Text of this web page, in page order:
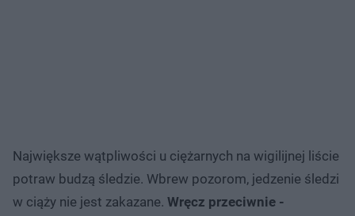
Największe wątpliwości u ciężarnych na wigilijnej liście
potraw budzą śledzie. Wbrew pozorom, jedzenie śledzi
w ciąży nie jest zakazane. Wręcz przeciwnie -